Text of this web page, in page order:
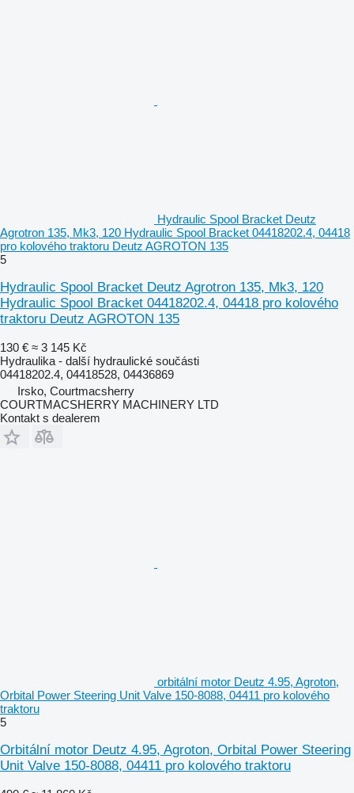
Hydraulic Spool Bracket Deutz
Agrotron 135, Mk3, 120 Hydraulic Spool Bracket 04418202.4, 04418
pro kolového traktoru Deutz AGROTON 135
5
Hydraulic Spool Bracket Deutz Agrotron 135, Mk3, 120
Hydraulic Spool Bracket 04418202.4, 04418 pro kolového
traktoru Deutz AGROTON 135
130 € ≈ 3 145 Kč
Hydraulika - další hydraulické součásti
04418202.4, 04418528, 04436869
Irsko, Courtmacsherry
COURTMACSHERRY MACHINERY LTD
Kontakt s dealerem
orbitální motor Deutz 4.95, Agroton,
Orbital Power Steering Unit Valve 150-8088, 04411 pro kolového
traktoru
5
Orbitální motor Deutz 4.95, Agroton, Orbital Power Steering
Unit Valve 150-8088, 04411 pro kolového traktoru